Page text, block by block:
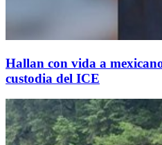
Hallan con vida a
custodia del ICE